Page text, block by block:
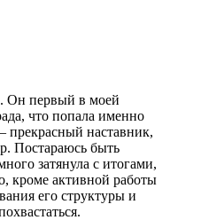
Он первый в моей
что попала именно
прекрасный наставник,
Постараюсь быть
затянула с итогами,
кроме активной работы
его структуры и